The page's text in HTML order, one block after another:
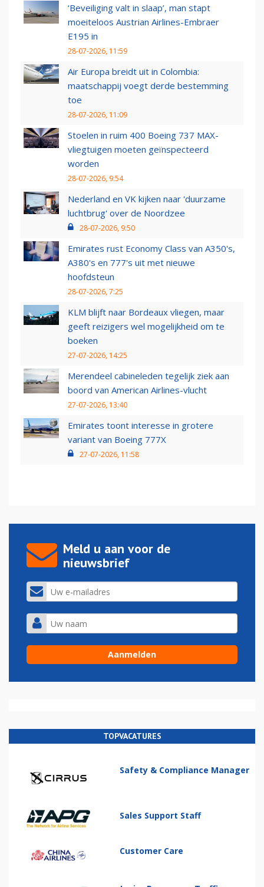
‘Beveiliging valt in slaap’, man stapt
moeiteloos Austrian Airlines-Embraer
E195 in
28-07-2026, 11:59
Air Europa breidt uit in Colombia:
maatschappij voegt derde bestemming
toe
28-07-2026, 11:09
Stoelen in ruim 400 Boeing 737 MAX-
vliegtuigen moeten geïnspecteerd
worden
28-07-2026, 9:54
Nederland en VK kijken naar 'duurzame
luchtbrug' over de Noordzee
28-07-2026, 9:50
Emirates rust Economy Class van A350's,
A380's en 777's uit met nieuwe
hoofdsteun
28-07-2026, 7:25
KLM blijft naar Bordeaux vliegen, maar
geeft reizigers wel mogelijkheid om te
boeken
27-07-2026, 14:25
Merendeel cabineleden tegelijk ziek aan
boord van American Airlines-vlucht
27-07-2026, 13:40
Emirates toont interesse in grotere
variant van Boeing 777X
27-07-2026, 11:58
Meld u aan voor de
nieuwsbrief
TOPVACATURES
Safety & Compliance Manager
Sales Support Staff
Customer Care